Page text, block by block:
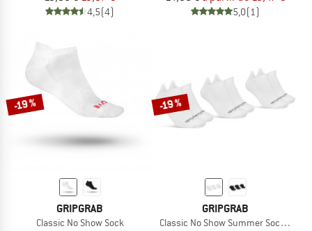
4,5(4) 5,0(1)
-19 %
GRIPGRAB
Classic No Show Sock
-19 %
GRIPGRAB
Classic No Show Summer Socks 3-